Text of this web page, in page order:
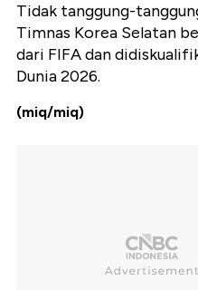
Tidak tanggung-
Timnas Korea Selatan
dari FIFA dan
Dunia 2026.
(miq/miq)